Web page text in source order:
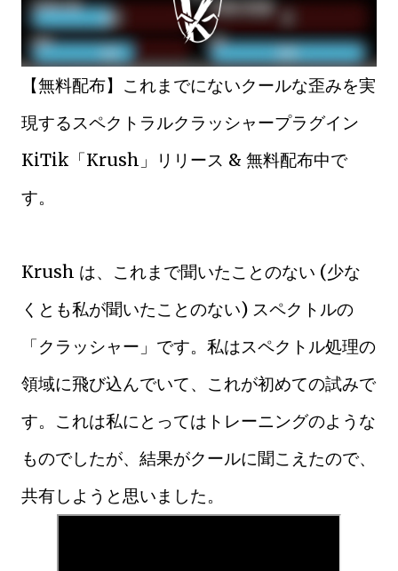
【無料配布】これまでにないクールな歪みを実
現するスペクトラルクラッシャープラグイン
KiTik「Krush」リリース & 無料配布中で
す。
Krush は、こ​​れまで聞いたことのない (少な
くとも私が聞いたことのない) スペクトルの
「クラッシャー」です。私はスペクトル処理の
領域に飛び込んでいて、これが初めての試みで
す。これは私にとってはトレーニングのような
ものでしたが、結果がクールに聞こえたので、
共有しようと思いました。